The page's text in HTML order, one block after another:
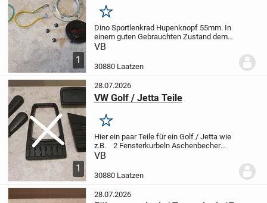
1
Merken
Dino Sportlenkrad Hupenknopf 55mm. In
einem guten Gebrauchten Zustand dem
Alter natürlich auch mit Gebrauchspuren
komplett funktionsfähig.
VB
30880 Laatzen
1
28.07.2026
VW Golf / Jetta Teile
Merken
Hier ein paar Teile für ein Golf / Jetta wie
z.B.
2 Fensterkurbeln Aschenbecher
hinten
VB
30880 Laatzen
28.07.2026